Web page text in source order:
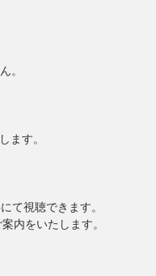
。
ます。
て視聴できます。
内をいたします。